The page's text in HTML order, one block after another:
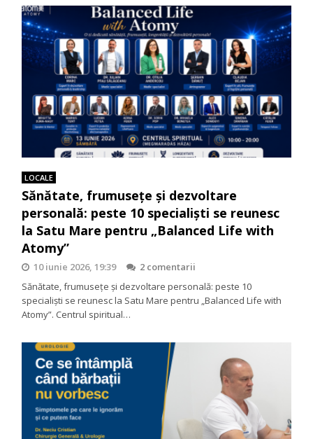
LOCALE
Sănătate, frumusețe și dezvoltare
personală: peste 10 specialiști se reunesc
la Satu Mare pentru „Balanced Life with
Atomy”
10 iunie 2026, 19:39
2 comentarii
Sănătate, frumusețe și dezvoltare personală: peste 10
specialiști se reunesc la Satu Mare pentru „Balanced Life with
Atomy”. Centrul spiritual…